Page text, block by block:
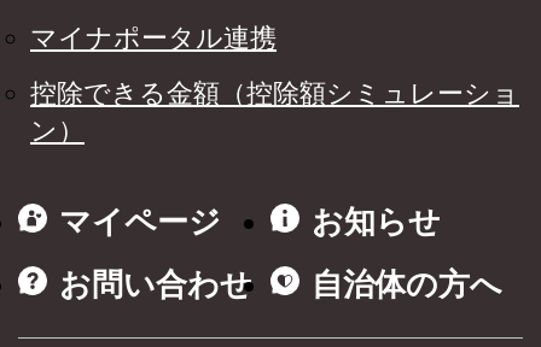
マイナポータル連携
控除できる金額（控除額シミュレーショ
ン）
マイページ
お知らせ
お問い合わせ
自治体の方へ